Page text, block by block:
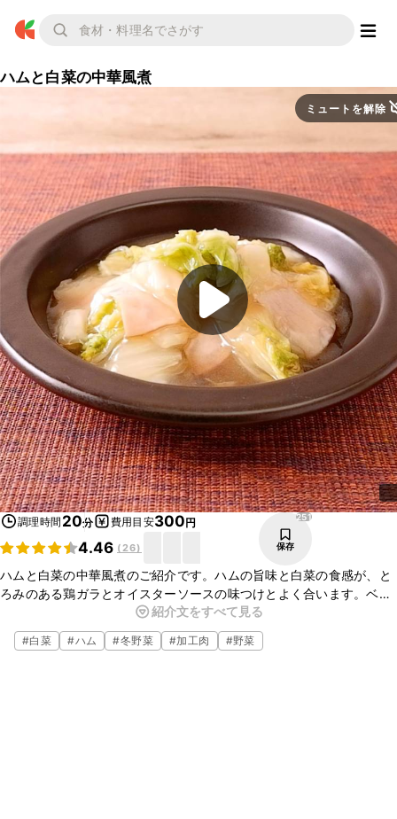
ハムと白菜の中華風煮
ミュートを解除
調理時間 20分 費用目安300円
4.46 (26)
251
保存
ハムと白菜の中華風煮のご紹介です。ハムの旨味と白菜の食感が、と
ろみのある鶏ガラとオイスターソースの味つけとよく合います。ベー
コンやウインナーを入れると、違った味わいが楽しめ、バリエーショ
ンが広がりますよ。
紹介文をすべて見る
#白菜 #ハム #冬野菜 #加工肉 #野菜